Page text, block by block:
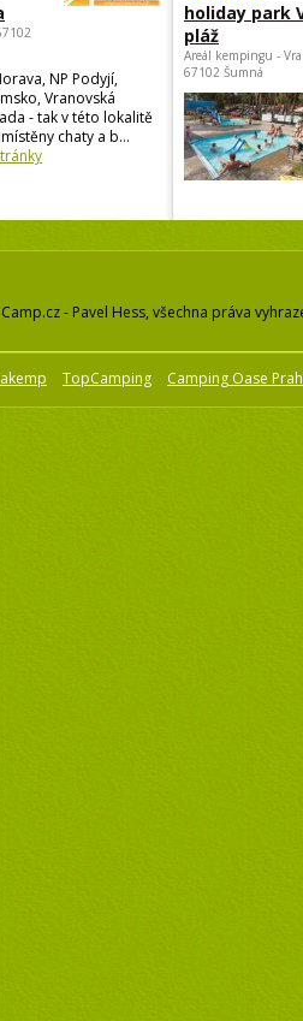
NP Podyjí,
Vranovská
- tak v této lokalitě
chaty a b...
holiday park
pláž
Areál kempingu -
67102 Šumná
- Pavel Hess, všechna práva
TopCamping Camping Oase